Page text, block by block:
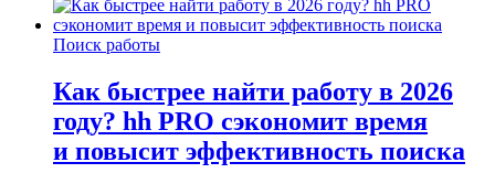
Поиск работы
Как быстрее найти работу в 2026
году? hh PRO сэкономит время
и повысит эффективность поиска